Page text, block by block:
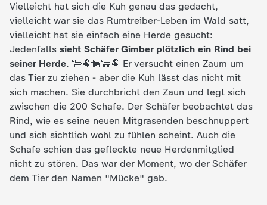
c
h
e
n
d
Vielleicht hat sich die Kuh genau das gedacht,
vielleicht war sie das Rumtreiber-Leben im Wald satt,
vielleicht hat sie einfach eine Herde gesucht:
Jedenfalls sieht Schäfer Gimber plötzlich ein Rind bei
seiner Herde. 🐑🐏🐄🐑🐏 Er versucht einen Zaum um
das Tier zu ziehen - aber die Kuh lässt das nicht mit
sich machen. Sie durchbricht den Zaun und legt sich
zwischen die 200 Schafe. Der Schäfer beobachtet das
Rind, wie es seine neuen Mitgrasenden beschnuppert
und sich sichtlich wohl zu fühlen scheint. Auch die
Schafe schien das gefleckte neue Herdenmitglied
nicht zu stören. Das war der Moment, wo der Schäfer
dem Tier den Namen "Mücke" gab.